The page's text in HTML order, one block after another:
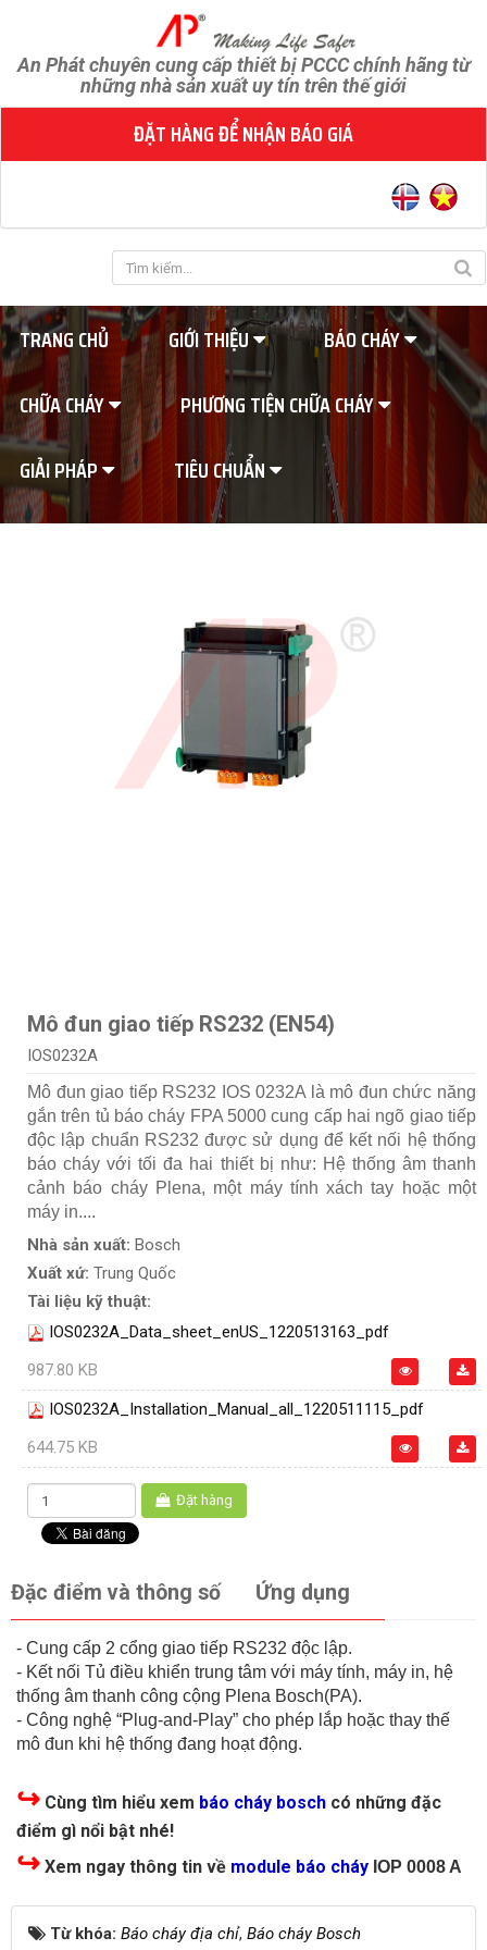
An Phát chuyên cung cấp thiết bị PCCC chính hãng từ
những nhà sản xuất uy tín trên thế giới
ĐẶT HÀNG ĐỂ NHẬN BÁO GIÁ
TRANG CHỦ GIỚI THIỆU
BÁO CHÁY
CHỮA CHÁY
PHƯƠNG TIỆN CHỮA CHÁY
GIẢI PHÁP
TIÊU CHUẨN
Mô đun giao tiếp RS232 (EN54)
IOS0232A
Mô đun giao tiếp RS232 IOS 0232A là mô đun chức năng
gắn trên tủ báo cháy FPA 5000 cung cấp hai ngõ giao tiếp
độc lập chuẩn RS232 được sử dụng để kết nối hệ thống
báo cháy với tối đa hai thiết bị như: Hệ thống âm thanh
cảnh báo cháy Plena, một máy tính xách tay hoặc một
máy in....
Nhà sản xuất: Bosch
Xuất xứ: Trung Quốc
Tài liệu kỹ thuật:
IOS0232A_Data_sheet_enUS_1220513163_pdf
987.80 KB
IOS0232A_Installation_Manual_all_1220511115_pdf
644.75 KB
Đặt hàng
Đặc điểm và thông số Ứng dụng
- Cung cấp 2 cổng giao tiếp RS232 độc lập.
- Kết nối Tủ điều khiển trung tâm với máy tính, máy in, hệ
thống âm thanh công cộng Plena Bosch(PA).
- Công nghệ “Plug-and-Play” cho phép lắp hoặc thay thế
mô đun khi hệ thống đang hoạt động.
↪ Cùng tìm hiểu xem báo cháy bosch có những đặc
điểm gì nổi bật nhé!
↪ Xem ngay thông tin về module báo cháy IOP 0008 A
Từ khóa: Báo cháy địa chỉ, Báo cháy Bosch